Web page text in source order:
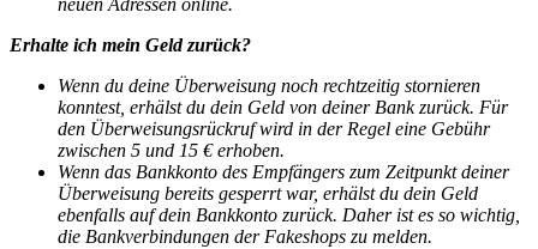
neuen Adressen online.
Erhalte ich mein Geld zurück?
Wenn du deine Überweisung noch rechtzeitig stornieren
konntest, erhälst du dein Geld von deiner Bank zurück. Für
den Überweisungsrückruf wird in der Regel eine Gebühr
zwischen 5 und 15 € erhoben.
Wenn das Bankkonto des Empfängers zum Zeitpunkt deiner
Überweisung bereits gesperrt war, erhälst du dein Geld
ebenfalls auf dein Bankkonto zurück. Daher ist es so wichtig,
die Bankverbindungen der Fakeshops zu melden.